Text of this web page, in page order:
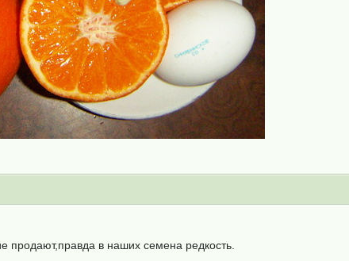
продают,правда в наших семена редкость.